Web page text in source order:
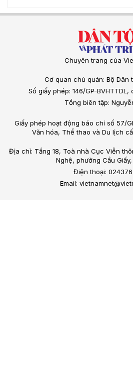
Chuyên trang của
Cơ quan chủ quản: Bộ Dân
Số giấy phép: 146/GP-BVHTTDL,
Tổng biên tập:
Giấy phép hoạt động báo chí số 57/
Văn hóa, Thể thao và Du lịch
Địa chỉ: Tầng 18, Toà nhà Cục Viễn
Nghệ, phường Cầu Giấy,
Điện thoại:
Email: